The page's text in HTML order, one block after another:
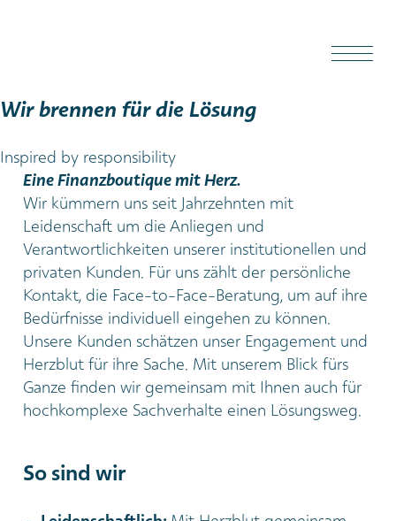
Wir brennen für die Lösung
Inspired by responsibility
Eine Finanzboutique mit Herz.
Wir kümmern uns seit Jahrzehnten mit
Leidenschaft um die Anliegen und
Verantwortlichkeiten unserer institutionellen und
privaten Kunden. Für uns zählt der persönliche
Kontakt, die Face-to-Face-Beratung, um auf ihre
Bedürfnisse individuell eingehen zu können.
Unsere Kunden schätzen unser Engagement und
Herzblut für ihre Sache. Mit unserem Blick fürs
Ganze finden wir gemeinsam mit Ihnen auch für
hochkomplexe Sachverhalte einen Lösungsweg.
So sind wir